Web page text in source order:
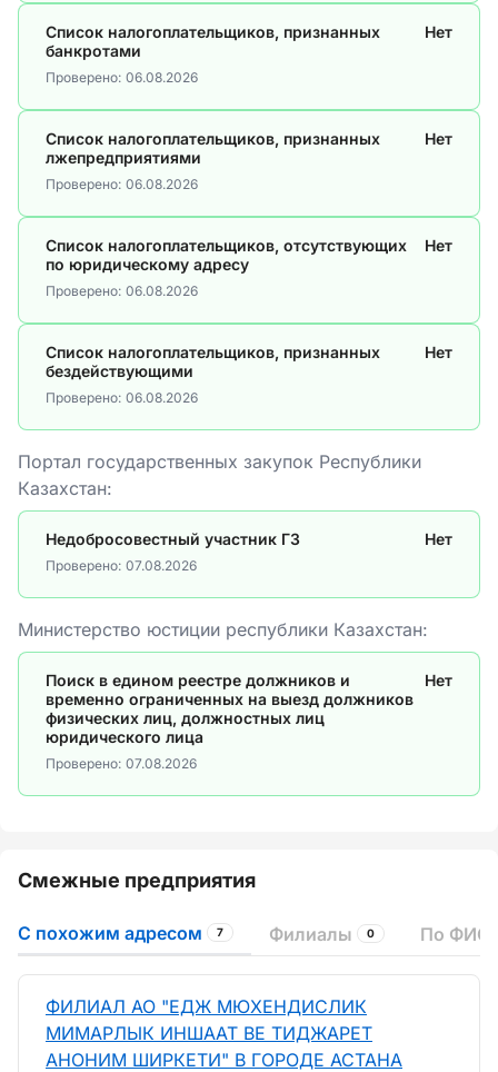
Список налогоплательщиков, признанных
банкротами
Нет
Проверено: 06.08.2026
Список налогоплательщиков, признанных
лжепредприятиями
Нет
Проверено: 06.08.2026
Список налогоплательщиков, отсутствующих
по юридическому адресу
Нет
Проверено: 06.08.2026
Список налогоплательщиков, признанных
бездействующими
Нет
Проверено: 06.08.2026
Портал государственных закупок Республики
Казахстан:
Недобросовестный участник ГЗ Нет
Проверено: 07.08.2026
Министерство юстиции республики Казахстан:
Поиск в едином реестре должников и
временно ограниченных на выезд должников
физических лиц, должностных лиц
юридического лица
Нет
Проверено: 07.08.2026
Смежные предприятия
С похожим адресом 7 Филиалы 0 По ФИО
ФИЛИАЛ АО "ЕДЖ МЮХЕНДИСЛИК
МИМАРЛЫК ИНШААТ ВЕ ТИДЖАРЕТ
АНОНИМ ШИРКЕТИ" В ГОРОДЕ АСТАНА